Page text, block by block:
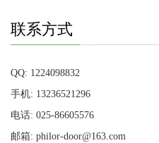
联系方式
QQ: 1224098832
手机: 13236521296
电话: 025-86605576
邮箱: philor-door@163.com